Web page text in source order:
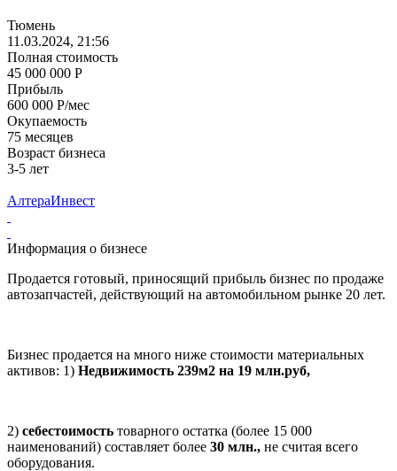
Тюмень
11.03.2024, 21:56
Полная стоимость
45 000 000 Р
Прибыль
600 000 Р/мес
Окупаемость
75 месяцев
Возраст бизнеса
3-5 лет
АлтераИнвест
Информация о бизнесе
Продается готовый, приносящий прибыль бизнес по продаже
автозапчастей, действующий на автомобильном рынке 20 лет.
Бизнес продается на много ниже стоимости материальных
активов: 1) Недвижимость 239м2 на 19 млн.руб,
2) себестоимость товарного остатка (более 15 000
наименований) составляет более 30 млн., не считая всего
оборудования.